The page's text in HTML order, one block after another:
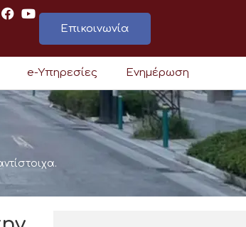
Επικοινωνία
e-Υπηρεσίες Ενημέρωση